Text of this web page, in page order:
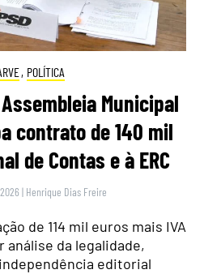
, POLÍTICA
Municipal
contrato de 140 mil
de Contas e à ERC
| Henrique Dias Freire
de 114 mil euros mais IVA
análise da legalidade,
editorial